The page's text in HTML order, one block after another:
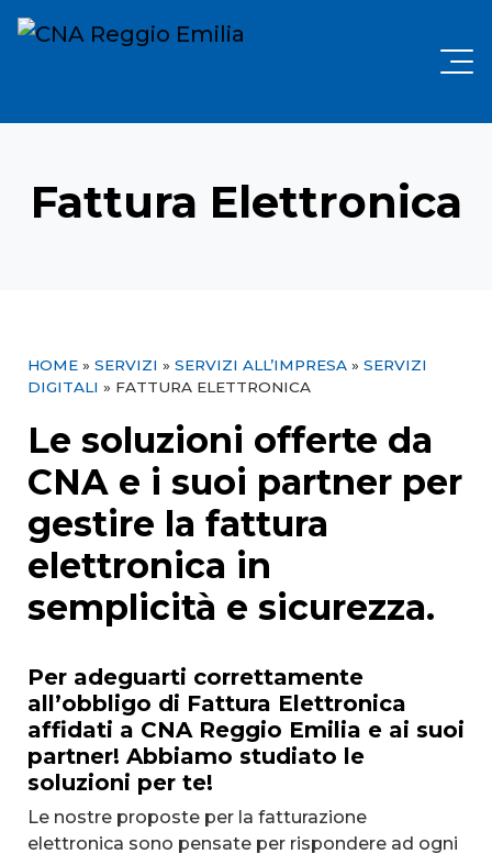
Fattura Elettronica
HOME » SERVIZI » SERVIZI ALL’IMPRESA » SERVIZI
DIGITALI » FATTURA ELETTRONICA
Le soluzioni offerte da
CNA e i suoi partner per
gestire la fattura
elettronica in
semplicità e sicurezza.
Per adeguarti correttamente
all’obbligo di Fattura Elettronica
affidati a CNA Reggio Emilia e ai suoi
partner! Abbiamo studiato le
soluzioni per te!
Le nostre proposte per la fatturazione
elettronica sono pensate per rispondere ad ogni